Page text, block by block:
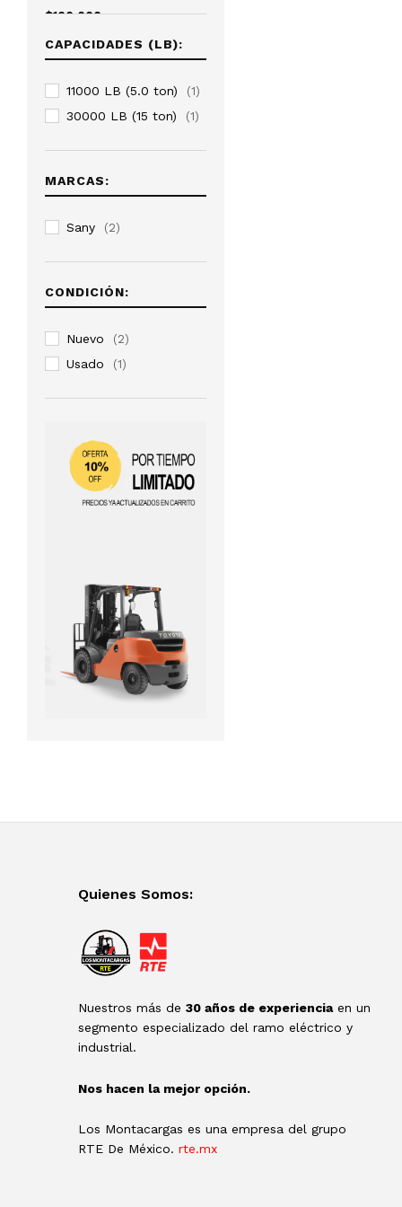
mínimo
máximo
$100,000
CAPACIDADES (LB):
11000 LB (5.0 ton) (1)
30000 LB (15 ton) (1)
MARCAS:
Sany (2)
CONDICIÓN:
Nuevo (2)
Usado (1)
Quienes Somos:
Nuestros más de 30 años de experienciaen un
segmento especializado del ramo eléctrico y
industrial.
Nos hacen la mejor opción.
Los Montacargas es una empresa del grupo
RTE De México. rte.mx